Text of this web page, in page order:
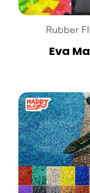
Rubber
Eva